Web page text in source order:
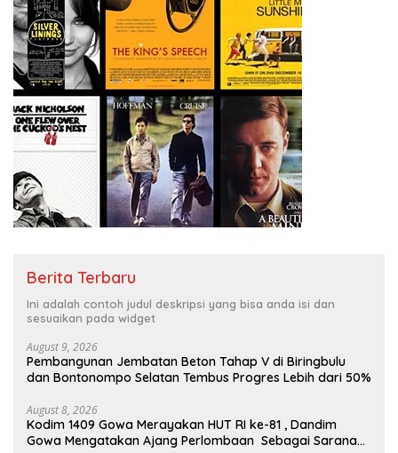
Berita Terbaru
Ini adalah contoh judul deskripsi yang bisa anda isi dan
sesuaikan pada widget
August 9, 2026
Pembangunan Jembatan Beton Tahap V di Biringbulu
dan Bontonompo Selatan Tembus Progres Lebih dari 50%
August 8, 2026
Kodim 1409 Gowa Merayakan HUT RI ke-81 , Dandim
Gowa Mengatakan Ajang Perlombaan Sebagai Sarana